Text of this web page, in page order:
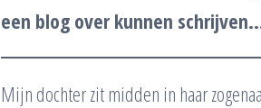
een blog over kunnen
Mijn dochter zit midden in haar